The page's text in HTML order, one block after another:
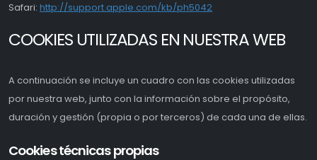
Safari: http://support.apple.com/kb/ph5042
COOKIES UTILIZADAS EN NUESTRA WEB
A continuación se incluye un cuadro con las cookies utilizadas
por nuestra web, junto con la información sobre el propósito,
duración y gestión (propia o por terceros) de cada una de ellas.
Cookies técnicas propias